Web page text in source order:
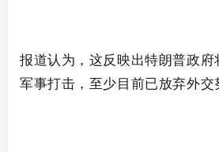
报道认为，这反映出特朗普政
军事打击，至少目前已放弃外交